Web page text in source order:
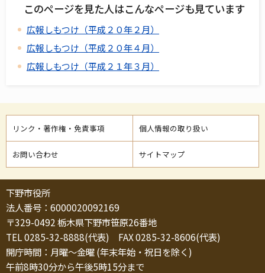
このページを見た人はこんなページも見ています
広報しもつけ（平成２０年２月）
広報しもつけ（平成２０年４月）
広報しもつけ（平成２１年３月）
リンク・著作権・免責事項 個人情報の取り扱い
お問い合わせ サイトマップ
下野市役所
法人番号：6000020092169
〒329-0492 栃木県下野市笹原26番地
TEL 0285-32-8888(代表) FAX 0285-32-8606(代表)
開庁時間：月曜～金曜 (年末年始・祝日を除く)
午前8時30分から午後5時15分まで